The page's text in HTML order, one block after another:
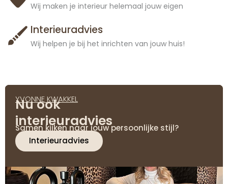
Wij maken je interieur helemaal jouw eigen
Interieuradvies
Wij helpen je bij het inrichten van jouw huis!
YVONNE KWAKKEL
Nu ook
interieuradvies
Samen kijken naar jouw persoonlijke stijl?
Interieuradvies